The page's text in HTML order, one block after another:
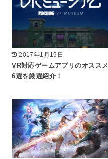
2017年1月19日
VR対応ゲームアプリのオススメ
6選を厳選紹介！